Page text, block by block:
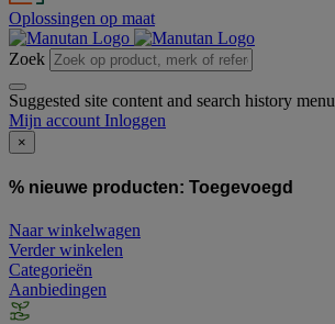
Oplossingen op maat
Zoek
Suggested site content and search history menu
Mijn account Inloggen
×
% nieuwe producten: Toegevoegd
Naar winkelwagen
Verder winkelen
Categorieën
Aanbiedingen